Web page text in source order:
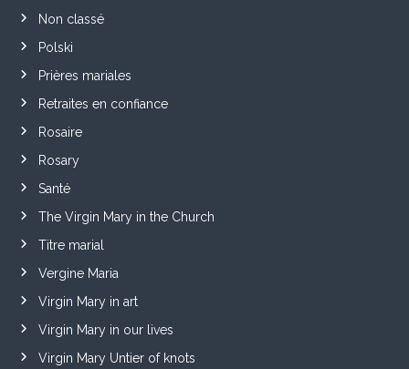
Non classé
Polski
Prières mariales
Retraites en confiance
Rosaire
Rosary
Santé
The Virgin Mary in the Church
Titre marial
Vergine Maria
Virgin Mary in art
Virgin Mary in our lives
Virgin Mary Untier of knots